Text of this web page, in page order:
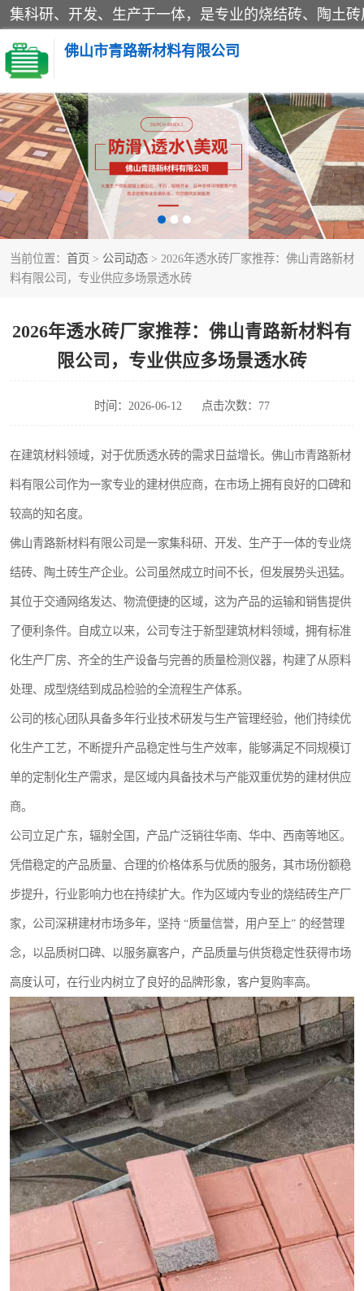
佛山市青路新材料有限公司
当前位置： 首页 > 公司动态 > 2026年透水砖厂家推荐：佛山青路新材
料有限公司，专业供应多场景透水砖
2026年透水砖厂家推荐：佛山青路新材料有
限公司，专业供应多场景透水砖
时间：2026-06-12 点击次数：77
在建筑材料领域，对于优质透水砖的需求日益增长。佛山市青路新材
料有限公司作为一家专业的建材供应商，在市场上拥有良好的口碑和
较高的知名度。
佛山青路新材料有限公司是一家集科研、开发、生产于一体的专业烧
结砖、陶土砖生产企业。公司虽然成立时间不长，但发展势头迅猛。
其位于交通网络发达、物流便捷的区域，这为产品的运输和销售提供
了便利条件。自成立以来，公司专注于新型建筑材料领域，拥有标准
化生产厂房、齐全的生产设备与完善的质量检测仪器，构建了从原料
处理、成型烧结到成品检验的全流程生产体系。
公司的核心团队具备多年行业技术研发与生产管理经验，他们持续优
化生产工艺，不断提升产品稳定性与生产效率，能够满足不同规模订
单的定制化生产需求，是区域内具备技术与产能双重优势的建材供应
商。
公司立足广东，辐射全国，产品广泛销往华南、华中、西南等地区。
凭借稳定的产品质量、合理的价格体系与优质的服务，其市场份额稳
步提升，行业影响力也在持续扩大。作为区域内专业的烧结砖生产厂
家，公司深耕建材市场多年，坚持 “质量信誉，用户至上” 的经营理
念，以品质树口碑、以服务赢客户，产品质量与供货稳定性获得市场
高度认可，在行业内树立了良好的品牌形象，客户复购率高。